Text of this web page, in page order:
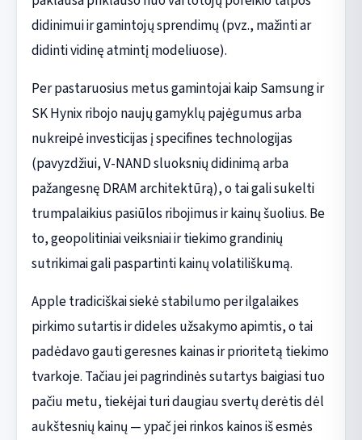
didinimui ir gamintojų sprendimų (pvz., mažinti ar
didinti vidinę atmintį modeliuose).
Per pastaruosius metus gamintojai kaip Samsung ir
SK Hynix ribojo naujų gamyklų pajėgumus arba
nukreipė investicijas į specifines technologijas
(pavyzdžiui, V-NAND sluoksnių didinimą arba
pažangesnę DRAM architektūrą), o tai gali sukelti
trumpalaikius pasiūlos ribojimus ir kainų šuolius. Be
to, geopolitiniai veiksniai ir tiekimo grandinių
sutrikimai gali paspartinti kainų volatiliškumą.
Apple tradiciškai siekė stabilumo per ilgalaikes
pirkimo sutartis ir dideles užsakymo apimtis, o tai
padėdavo gauti geresnes kainas ir prioritetą tiekimo
tvarkoje. Tačiau jei pagrindinės sutartys baigiasi tuo
pačiu metu, tiekėjai turi daugiau svertų derėtis dėl
aukštesnių kainų — ypač jei rinkos kainos iš esmės